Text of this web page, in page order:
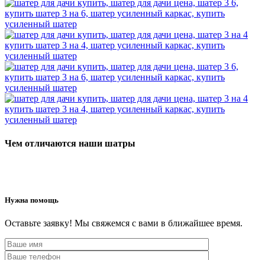
Чем отличаются наши шатры
Нужна помощь
Оставьте заявку! Мы свяжемся с вами в ближайшее время.